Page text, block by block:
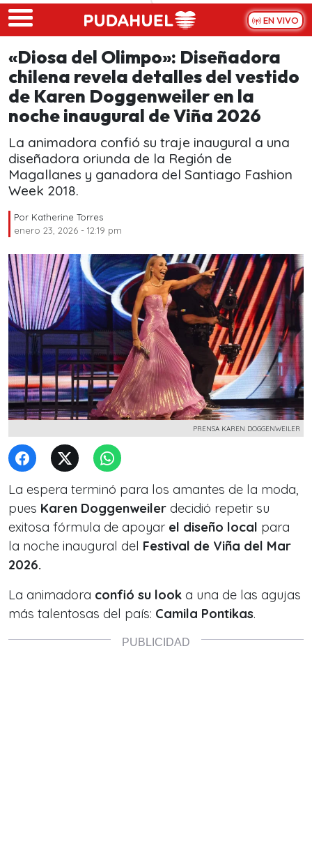
Skip to main content
EN VIVO
«Diosa del Olimpo»: Diseñadora
chilena revela detalles del vestido
de Karen Doggenweiler en la
noche inaugural de Viña 2026
La animadora confió su traje inaugural a una
diseñadora oriunda de la Región de
Magallanes y ganadora del Santiago Fashion
Week 2018.
Por Katherine Torres
enero 23, 2026 - 12:19 pm
PRENSA KAREN DOGGENWEILER
La espera terminó para los amantes de la moda,
pues Karen Doggenweiler decidió repetir su
exitosa fórmula de apoyar el diseño local para
la noche inaugural del Festival de Viña del Mar
2026.
La animadora confió su look a una de las agujas
más talentosas del país: Camila Pontikas.